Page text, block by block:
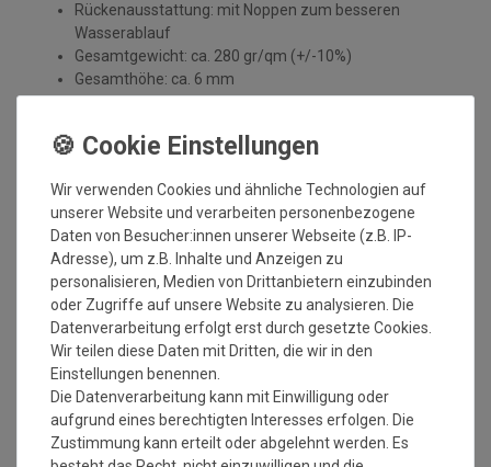
Rückenausstattung: mit Noppen zum besseren
Wasserablauf
Gesamtgewicht: ca. 280 gr/qm (+/-10%)
Gesamthöhe: ca. 6 mm
nicht UV-beständig
Einsatzbereiche: Balkon, Wintergarten, Terrasse usw.
geeignet
Handelsübliche oder geringe, technisch nicht vermeidbare
Abweichungen der Qualität, Farbe, Breite, des Gewichts, der
Dicke, der Ausrüstung oder des Dessins, die jedoch innerhalb
vorgegebener Toleranzen liegen, berechtigen nicht zur
Beanstandung.
Maßtoleranzen von 1-5 % können auftreten und sind völlig
normal. Sonderzuschnitte sind vom Umtausch/Rückgabe
ausgeschlossen. Weiterhin ist zu beachten, wenn der gleiche
Belag in verschiedenen Rollenbreiten bestellt wird, dass es zu
Farbabweichungen auf Grund der unterschiedlichen
Anfertigungen kommen kann.
Wir verwenden Cookies und ähnliche Technologien auf
unserer Website und verarbeiten personenbezogene
Daten von Besucher:innen unserer Webseite (z.B. IP-
Adresse), um z.B. Inhalte und Anzeigen zu
personalisieren, Medien von Drittanbietern einzubinden
oder Zugriffe auf unsere Website zu analysieren. Die
Datenverarbeitung erfolgt erst durch gesetzte Cookies.
Wir teilen diese Daten mit Dritten, die wir in den
Einstellungen benennen.
Die Datenverarbeitung kann mit Einwilligung oder
aufgrund eines berechtigten Interesses erfolgen. Die
Zustimmung kann erteilt oder abgelehnt werden. Es